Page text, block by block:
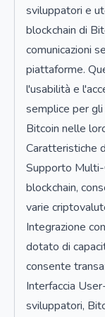
sviluppatori e
blockchain di
comunicazioni
piattaforme.
l'usabilità e
semplice per
Bitcoin nelle
Caratteristiche
Supporto Multi-
blockchain,
varie
Integrazione
dotato di
consente
Interfaccia
sviluppatori,